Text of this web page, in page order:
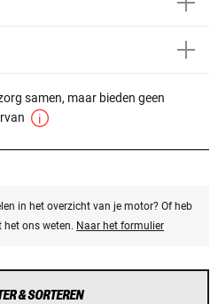
samen, maar bieden geen
in het overzicht van je motor? Of heb
het ons weten. Naar het formulier
& SORTEREN